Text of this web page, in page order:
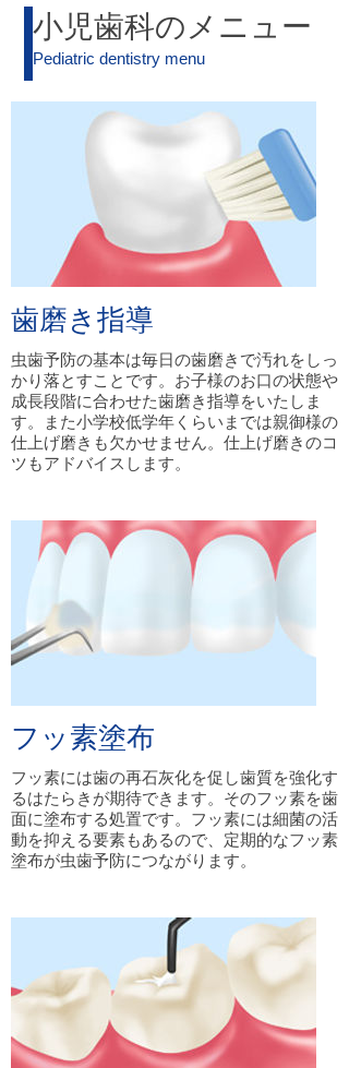
小児歯科のメニュー
Pediatric dentistry menu
歯磨き指導
虫歯予防の基本は毎日の歯磨きで汚れをしっ
かり落とすことです。お子様のお口の状態や
成長段階に合わせた歯磨き指導をいたしま
す。また小学校低学年くらいまでは親御様の
仕上げ磨きも欠かせません。仕上げ磨きのコ
ツもアドバイスします。
フッ素塗布
フッ素には歯の再石灰化を促し歯質を強化す
るはたらきが期待できます。そのフッ素を歯
面に塗布する処置です。フッ素には細菌の活
動を抑える要素もあるので、定期的なフッ素
塗布が虫歯予防につながります。